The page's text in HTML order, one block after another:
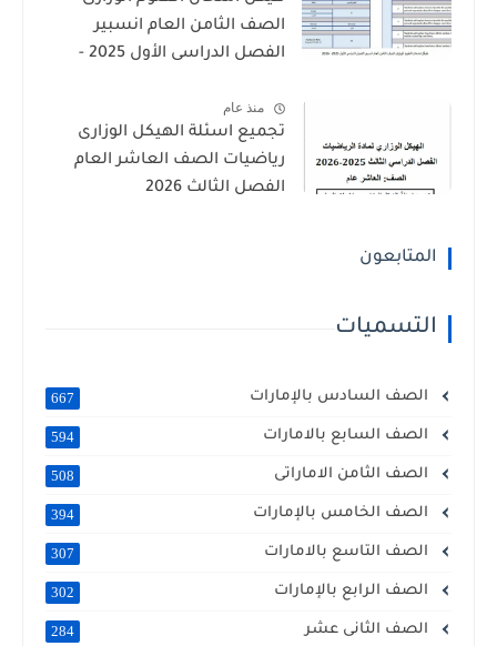
الصف الثامن العام انسبير
الفصل الدراسى الأول 2025 -
منذ عام
تجميع اسئلة الهيكل الوزارى
رياضيات الصف العاشر العام
الفصل الثالث 2026
المتابعون
التسميات
الصف السادس بالإمارات 667
الصف السابع بالامارات 594
الصف الثامن الاماراتى 508
الصف الخامس بالإمارات 394
الصف التاسع بالامارات 307
الصف الرابع بالإمارات 302
الصف الثانى عشر 284